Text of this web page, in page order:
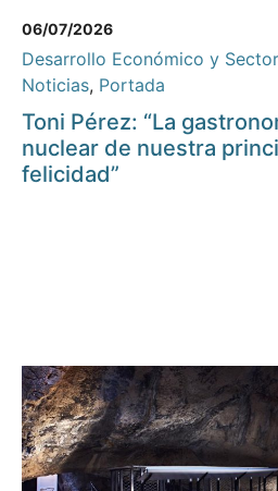
06/07/2026
Desarrollo Económico y
Noticias, Portada
Toni Pérez: “La
nuclear de nuestra
felicidad”